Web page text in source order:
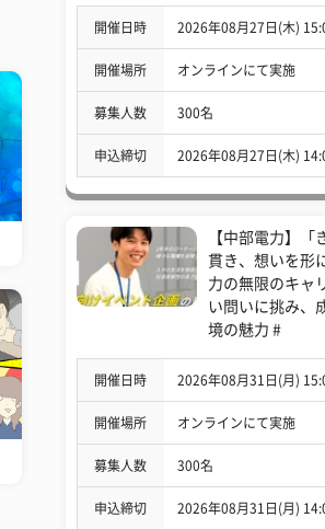
開催日時 2026年08月27日(木)
開催場所 オンラインにて実施
募集人数 300名
申込締切 2026年08月27日(木)
【中部電力】「
貫き、想いを形
力の無限のキャ
い問いに挑み、
境の魅力 #
開催日時 2026年08月31日(月)
開催場所 オンラインにて実施
募集人数 300名
申込締切 2026年08月31日(月)